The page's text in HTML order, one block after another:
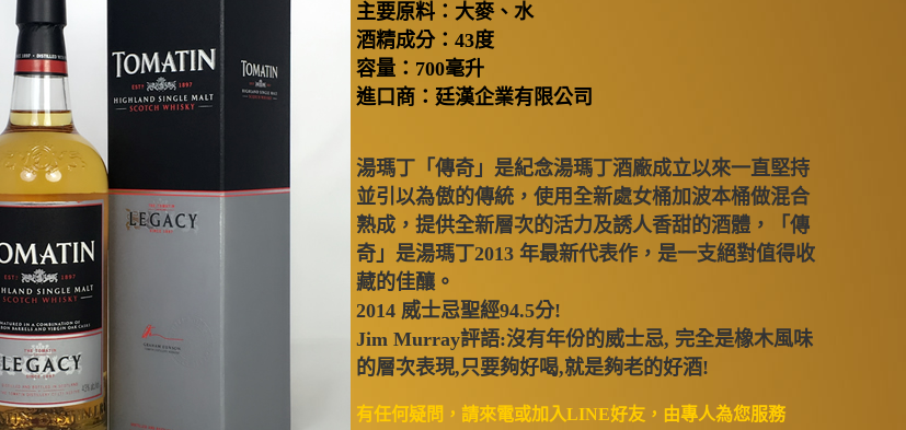
主要原料：大麥、水
酒精成分：43度
容量：700毫升
進口商：廷漢企業有限公司
湯瑪丁「傳奇」是紀念湯瑪丁酒廠成立以來一直堅持
並引以為傲的傳統，使用全新處女桶加波本桶做混合
熟成，提供全新層次的活力及誘人香甜的酒體，「傳
奇」是湯瑪丁2013 年最新代表作，是一支絕對值得收
藏的佳釀。
2014 威士忌聖經94.5分!
Jim Murray評語:沒有年份的威士忌, 完全是橡木風味
的層次表現,只要夠好喝,就是夠老的好酒!
有任何疑問，請來電或加入LINE好友，由專人為您服務